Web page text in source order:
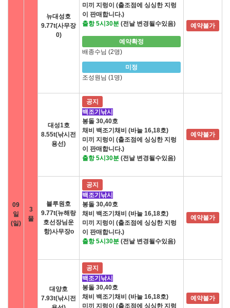
09
일
(일)
3
물
뉴대성호
9.77t(사무장
0)
미끼 지렁이 (출조점에 싱싱한 지렁
이 판매합니다.)
출항 5시30분 (전날 변경될수있음)
예약확정
배종수님 (2명)
미정
조성원님 (1명)
예약불가
대성1호
8.55t(낚시전
용선)
공지
백조기낚시
봉돌 30,40호
채비 백조기채비 (바늘 16,18호)
미끼 지렁이 (출조점에 싱싱한 지렁
이 판매합니다.)
출항 5시30분 (전날 변경될수있음)
예약불가
블루원호
9.77t(뉴해랑
호선장님운
항)사무장o
공지
백조기낚시
봉돌 30,40호
채비 백조기채비 (바늘 16,18호)
미끼 지렁이 (출조점에 싱싱한 지렁
이 판매합니다.)
출항 5시30분 (전날 변경될수있음)
예약불가
대양호
7.93t(낚시전
공지
백조기낚시
봉돌 30,40호
채비 백조기채비 (바늘 16,18호)
미끼 지렁이 (출조점에 싱싱한 지렁
예약불가